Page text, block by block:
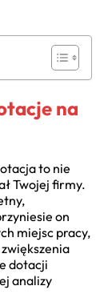
na
to nie
Twojej firmy.
on
miejsc pracy,
dotacji
analizy